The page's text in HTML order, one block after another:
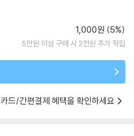
1,000원 (5%)
5만원 이상 구매 시 2천원 추가 적립
카드/간편결제 혜택을 확인하세요